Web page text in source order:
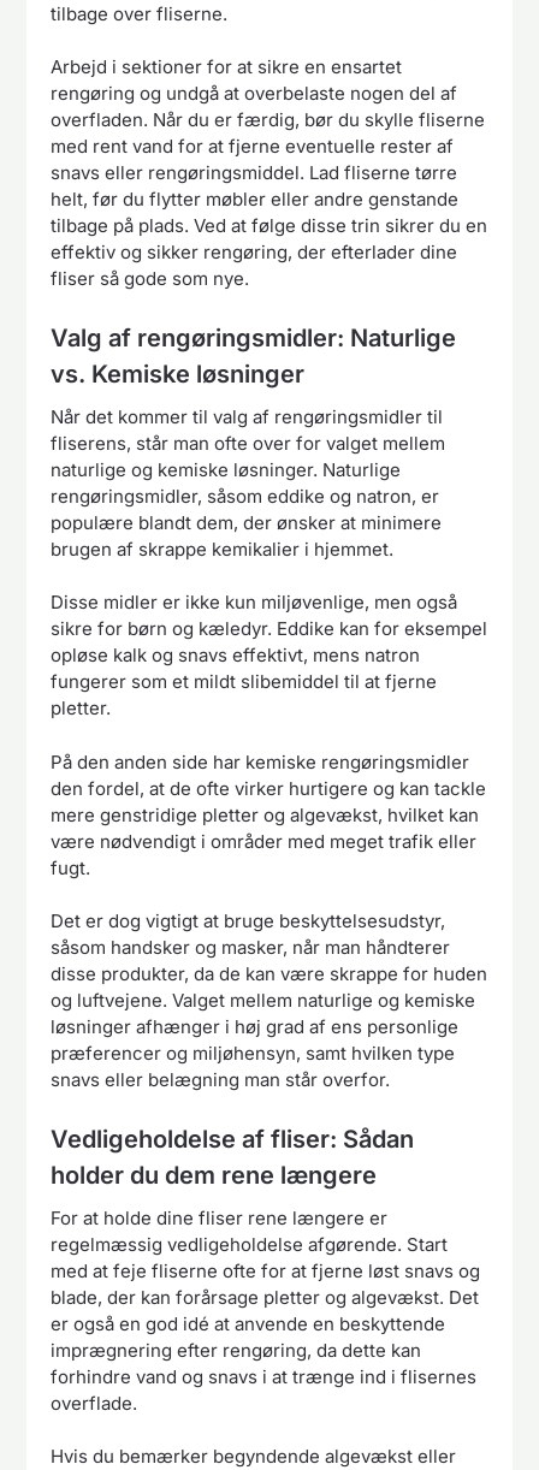
tilbage over fliserne.
Arbejd i sektioner for at sikre en ensartet
rengøring og undgå at overbelaste nogen del af
overfladen. Når du er færdig, bør du skylle fliserne
med rent vand for at fjerne eventuelle rester af
snavs eller rengøringsmiddel. Lad fliserne tørre
helt, før du flytter møbler eller andre genstande
tilbage på plads. Ved at følge disse trin sikrer du en
effektiv og sikker rengøring, der efterlader dine
fliser så gode som nye.
Valg af rengøringsmidler: Naturlige
vs. Kemiske løsninger
Når det kommer til valg af rengøringsmidler til
fliserens, står man ofte over for valget mellem
naturlige og kemiske løsninger. Naturlige
rengøringsmidler, såsom eddike og natron, er
populære blandt dem, der ønsker at minimere
brugen af skrappe kemikalier i hjemmet.
Disse midler er ikke kun miljøvenlige, men også
sikre for børn og kæledyr. Eddike kan for eksempel
opløse kalk og snavs effektivt, mens natron
fungerer som et mildt slibemiddel til at fjerne
pletter.
På den anden side har kemiske rengøringsmidler
den fordel, at de ofte virker hurtigere og kan tackle
mere genstridige pletter og algevækst, hvilket kan
være nødvendigt i områder med meget trafik eller
fugt.
Det er dog vigtigt at bruge beskyttelsesudstyr,
såsom handsker og masker, når man håndterer
disse produkter, da de kan være skrappe for huden
og luftvejene. Valget mellem naturlige og kemiske
løsninger afhænger i høj grad af ens personlige
præferencer og miljøhensyn, samt hvilken type
snavs eller belægning man står overfor.
Vedligeholdelse af fliser: Sådan
holder du dem rene længere
For at holde dine fliser rene længere er
regelmæssig vedligeholdelse afgørende. Start
med at feje fliserne ofte for at fjerne løst snavs og
blade, der kan forårsage pletter og algevækst. Det
er også en god idé at anvende en beskyttende
imprægnering efter rengøring, da dette kan
forhindre vand og snavs i at trænge ind i flisernes
overflade.
Hvis du bemærker begyndende algevækst eller